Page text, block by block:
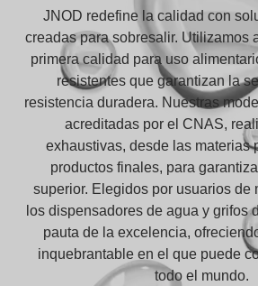
JNOD redefine la calidad con
creadas para sobresalir. Utilizamos
primera calidad para uso
resistentes que garantizan la
resistencia duradera. Nuestras
acreditadas por el CNAS,
exhaustivas, desde las materias
productos finales, para
superior. Elegidos por usuarios de
los dispensadores de agua y grifos
pauta de la excelencia,
inquebrantable en el que puede
todo el mundo.